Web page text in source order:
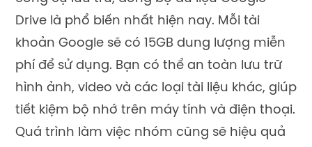
Drive là phổ biến nhất hiện nay. Mỗi tài
khoản Google sẽ có 15GB dung lượng miễn
phí để sử dụng. Bạn có thể an toàn lưu trữ
hình ảnh, video và các loại tài liệu khác, giúp
tiết kiệm bộ nhớ trên máy tính và điện thoại.
Quá trình làm việc nhóm cũng sẽ hiệu quả